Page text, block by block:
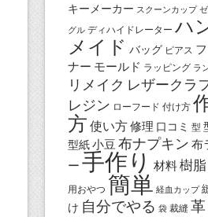
キーメーカー スクーンカップ
グル ディハイドレーター ハ
メイド バッグ ピアス
ナー モールド ラッピング ラ
リメイク レザークラ
レジン ローフード 付け方
方使い方修理 口コミ 型
型紙小豆 布ナプキン 布
ー 手作り 材料樹脂
用おやつ 簡単 経血カップ
け 自分でやる 袋 裁縫革